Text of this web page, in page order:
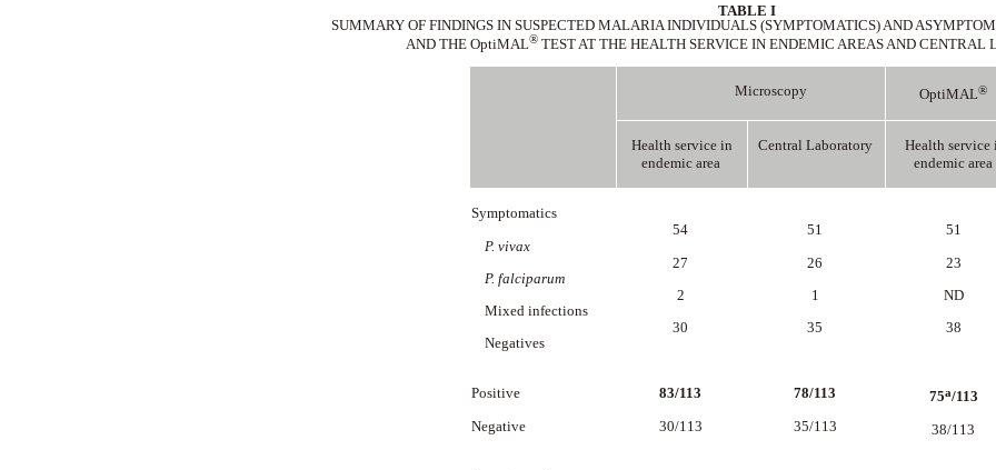
TABLE I
SUMMARY OF FINDINGS IN SUSPECTED MALARIA INDIVIDUALS (SYMPTOMATICS) AND
AND THE OptiMAL® TEST AT THE HEALTH SERVICE IN ENDEMIC AREAS AND CENTRAL
Microscopy OptiMAL®
Health service in
endemic area
Central Laboratory
Health service
endemic area
Symptomatics
P. vivax
P. falciparum
Mixed infections
Negatives
54
27
2
30
51
26
1
35
51
23
ND
38
Positive
Negative
83/113
30/113
78/113
35/113
75a/113
38/113